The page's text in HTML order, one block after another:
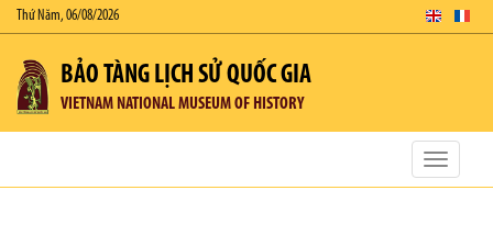
Thứ Năm, 06/08/2026
BẢO TÀNG LỊCH SỬ QUỐC GIA
VIETNAM NATIONAL MUSEUM OF HISTORY
Toggle